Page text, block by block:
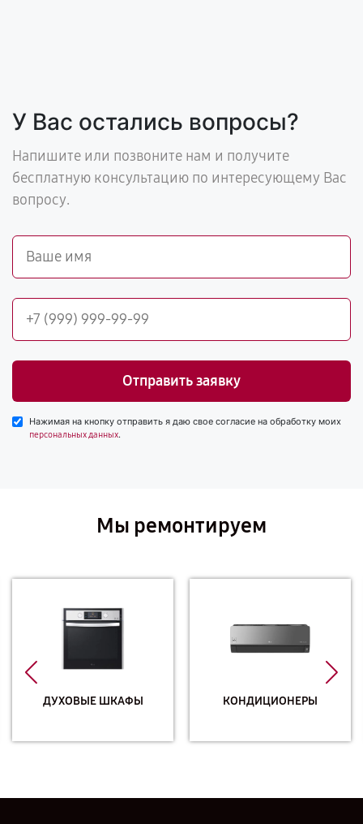
У Вас остались вопросы?
Напишите или позвоните нам и получите
бесплатную консультацию по интересующему Вас
вопросу.
Отправить заявку
Нажимая на кнопку отправить я даю свое согласие на обработку моих
персональных данных.
Мы ремонтируем
ДУХОВЫЕ ШКАФЫ КОНДИЦИОНЕРЫ